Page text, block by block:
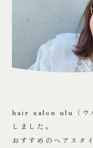
hair salon ulu（ウ
しました。
おすすめのヘアスタ